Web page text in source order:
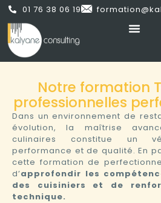
01 76 38 06 19
Notre formation
professionnelles
Dans un environnement de
évolution, la maîtrise
culinaires constitue un
performance et de qualité. En
cette formation de
d’approfondir les
des cuisiniers et de
technique.